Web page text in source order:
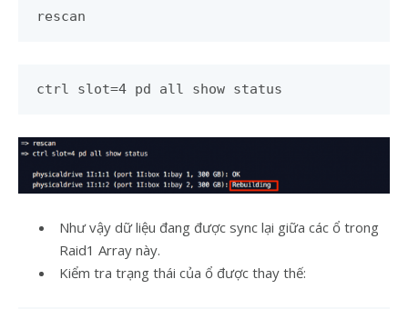
rescan
ctrl slot=4 pd all show status
Như vậy dữ liệu đang được sync lại giữa các ổ trong
Raid1 Array này.
Kiểm tra trạng thái của ổ được thay thế: